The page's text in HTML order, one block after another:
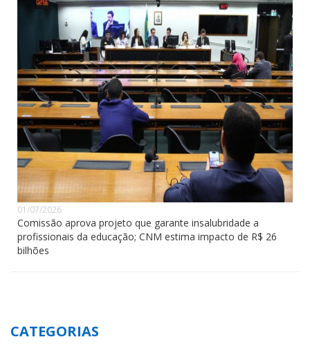
01/07/2026
Comissão aprova projeto que garante insalubridade a
profissionais da educação; CNM estima impacto de R$ 26
bilhões
CATEGORIAS